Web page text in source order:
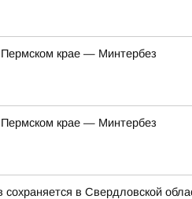
крае — Минтербез
крае — Минтербез
в Свердловской